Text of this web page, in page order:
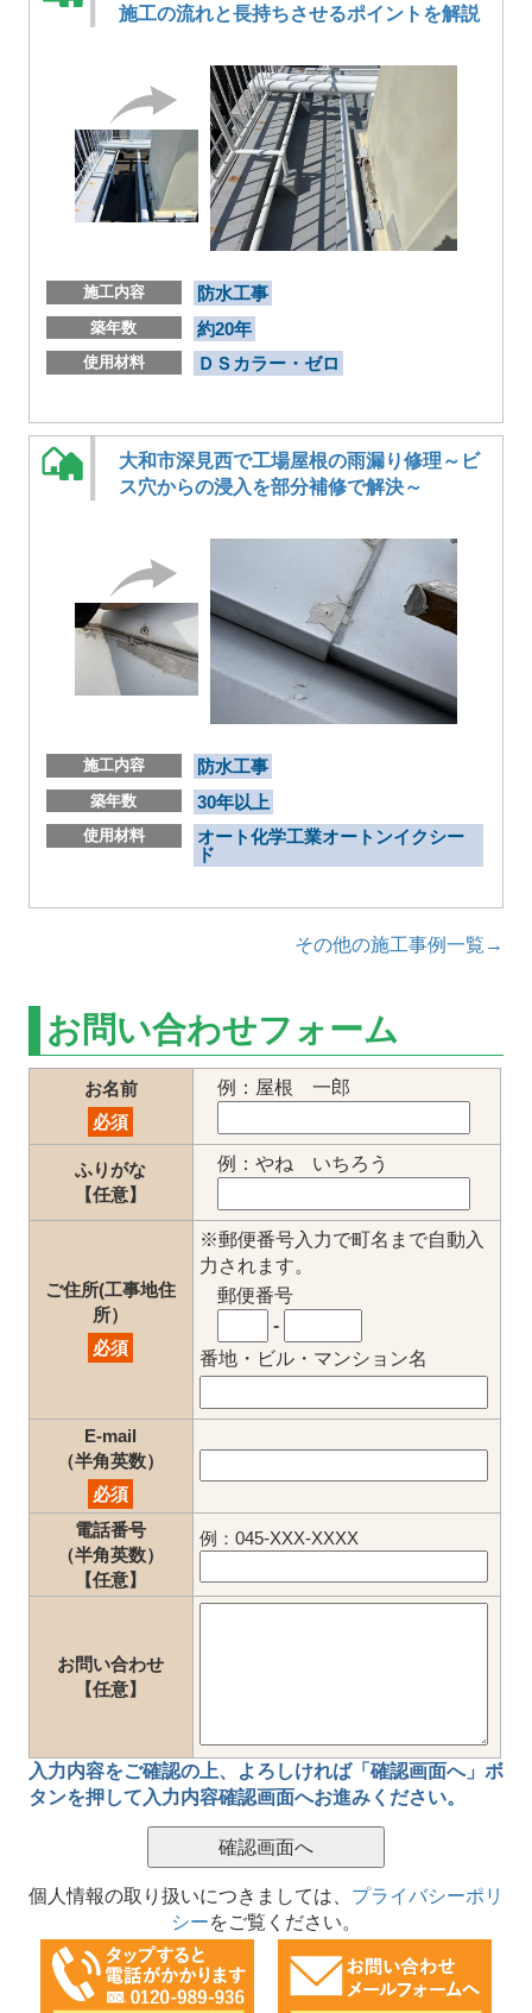
施工の流れと長持ちさせるポイントを解説
施工内容 防水工事
築年数 約20年
使用材料 ＤＳカラー・ゼロ
大和市深見西で工場屋根の雨漏り修理～ビ
ス穴からの浸入を部分補修で解決～
施工内容 防水工事
築年数 30年以上
使用材料
オート化学工業オートンイクシー
ド
その他の施工事例一覧→
お問い合わせフォーム
お名前
必須
例：屋根 一郎
ふりがな
【任意】
例：やね いちろう
ご住所(工事地住
所）
必須
※郵便番号入力で町名まで自動入
力されます。
郵便番号
-
番地・ビル・マンション名
E-mail
（半角英数）
必須
電話番号
（半角英数）
【任意】
例：045-XXX-XXXX
お問い合わせ
【任意】
入力内容をご確認の上、
よろしければ「確認画面へ」ボ
タンを押して 入力内容確認画面へお進みください。
個人情報の取り扱いにつきましては、 プライバシーポリ
シーをご覧ください。